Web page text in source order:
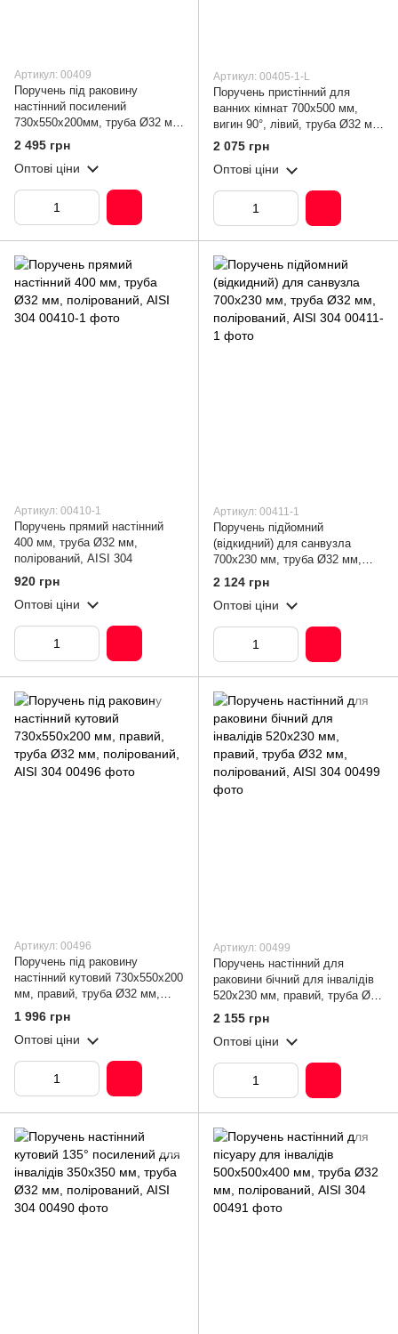
Артикул: 00409
Поручень під раковину
настінний посилений
730х550х200мм, труба Ø32 мм,
полірований, AISI 304
2 495 грн
Оптові ціни
Артикул: 00405-1-L
Поручень пристінний для
ванних кімнат 700х500 мм,
вигин 90°, лівий, труба Ø32 мм,
полірований, AISI 304
2 075 грн
Оптові ціни
Артикул: 00410-1
Поручень прямий настінний
400 мм, труба Ø32 мм,
полірований, AISI 304
920 грн
Оптові ціни
Артикул: 00411-1
Поручень підйомний
(відкидний) для санвузла
700х230 мм, труба Ø32 мм,
полірований, AISI 304
2 124 грн
Оптові ціни
Артикул: 00496
Поручень під раковину
настінний кутовий 730х550х200
мм, правий, труба Ø32 мм,
полірований, AISI 304
1 996 грн
Оптові ціни
Артикул: 00499
Поручень настінний для
раковини бічний для інвалідів
520х230 мм, правий, труба Ø32
мм, полірований, AISI 304
2 155 грн
Оптові ціни